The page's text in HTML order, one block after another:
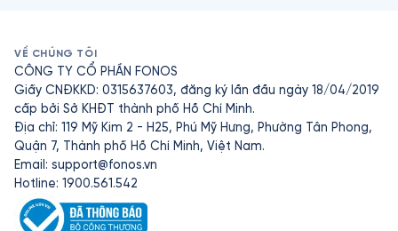
VỀ CHÚNG TÔI
CÔNG TY CỔ PHẦN FONOS
Giấy CNĐKKD: 0315637603, đăng ký lần đầu ngày 18/04/2019
cấp bởi Sở KHĐT thành phố Hồ Chí Minh.
Địa chỉ: 119 Mỹ Kim 2 - H25, Phú Mỹ Hưng, Phường Tân Phong,
Quận 7, Thành phố Hồ Chí Minh, Việt Nam.
Email: support@fonos.vn
Hotline: 1900.561.542